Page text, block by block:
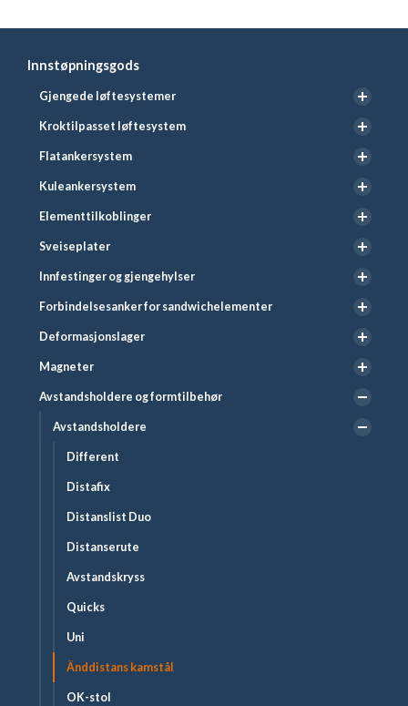
Innstøpningsgods
Gjengede løftesystemer
Kroktilpasset løftesystem
Flatankersystem
Kuleankersystem
Elementtilkoblinger
Sveiseplater
Innfestinger og gjengehylser
Forbindelsesanker for sandwichelementer
Deformasjonslager
Magneter
Avstandsholdere og formtilbehør
Avstandsholdere
Different
Distafix
Distanslist Duo
Distanserute
Avstandskryss
Quicks
Uni
Änddistans kamstål
OK-stol